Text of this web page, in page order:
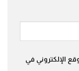
الإلكتروني في